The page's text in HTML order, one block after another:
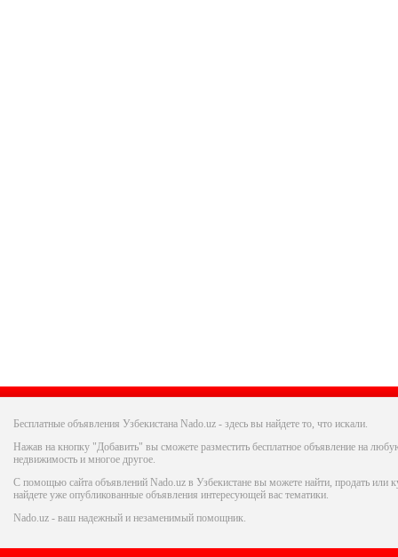
Бесплатные объявления Узбекистана Nado.uz - здесь вы найдете то, что искали.
Нажав на кнопку "Добавить" вы сможете разместить бесплатное объявление на
недвижимость и многое другое.
С помощью сайта объявлений Nado.uz в Узбекистане вы можете найти, продать или
найдете уже опубликованные объявления интересующей вас тематики.
Nado.uz - ваш надежный и незаменимый помощник.